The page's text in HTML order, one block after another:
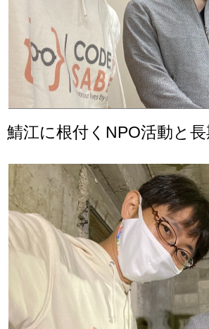
鯖江に根付くNPO活動と長